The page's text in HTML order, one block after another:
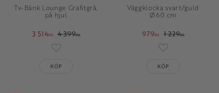
Tv-Bänk Lounge Grafitgrå,
på hjul
3 514KR 4 399KR
Lägg till i favoriter
KÖP
Väggklocka svart/guld
Ø60 cm
979KR 1 229KR
Lägg till i
KÖP